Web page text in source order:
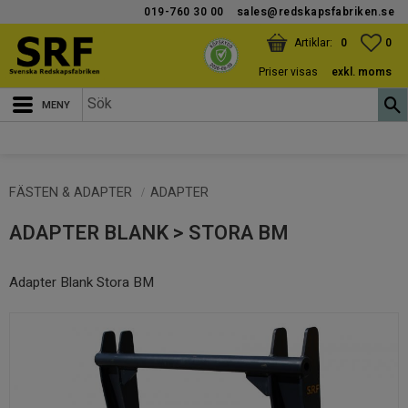
Meny
019-760 30 00 sales@redskapsfabriken.se
0
KUNDVAGN
ANTAL PRODUKTER:
0
Priser visas
exkl. moms
FÄSTEN & ADAPTER ADAPTER
ADAPTER BLANK > STORA BM
Adapter Blank Stora BM